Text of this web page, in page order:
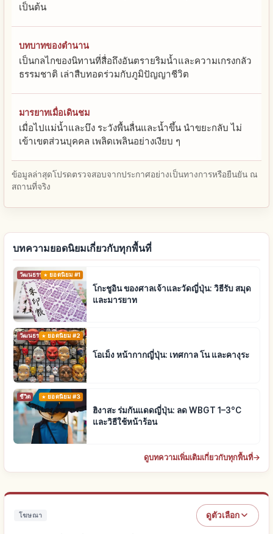
เป็นต้น
บทบาทของตำนาน
เป็นกลไกของนิทานที่สื่อถึงอันตรายริมน้ำและความเกรงกลัว
ธรรมชาติ เล่าสืบทอดร่วมกับภูมิปัญญาชีวิต
มารยาทเมื่อเดินชม
เมื่อไปแม่น้ำและบึง ระวังพื้นลื่นและน้ำขึ้น นำขยะกลับ ไม่
เข้าเขตส่วนบุคคล เพลิดเพลินอย่างเงียบ ๆ
ข้อมูลล่าสุดโปรดตรวจสอบจากประกาศอย่างเป็นทางการหรือยืนยัน ณ
สถานที่จริง
บทความยอดนิยมเกี่ยวกับทุกพื้นที่
วัฒนธรรมดั้งเดิมยอดนิยม #1
โกะชูอิน ของศาลเจ้าและวัดญี่ปุ่น: วิธีรับ สมุด
และมารยาท
วัฒนธรรมดั้งเดิมยอดนิยม #2
โอเม็ง หน้ากากญี่ปุ่น: เทศกาล โน และคางุระ
ชีวิต ยอดนิยม #3
ฮิงาสะ ร่มกันแดดญี่ปุ่น: ลด WBGT 1–3°C
และวิธีใช้หน้าร้อน
ดูบทความเพิ่มเติมเกี่ยวกับทุกพื้นที่→
โฆษณา ดูตัวเลือก